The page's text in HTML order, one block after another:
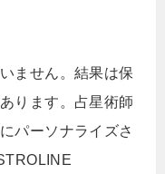
ません。結果は保
ります。占星術師
パーソナライズさ